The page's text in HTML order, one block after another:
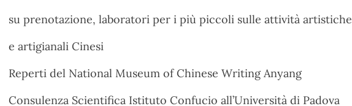
su prenotazione, laboratori per i più piccoli sulle attività artistiche
e artigianali Cinesi
Reperti del National Museum of Chinese Writing Anyang
Consulenza Scientifica Istituto Confucio all’Università di Padova